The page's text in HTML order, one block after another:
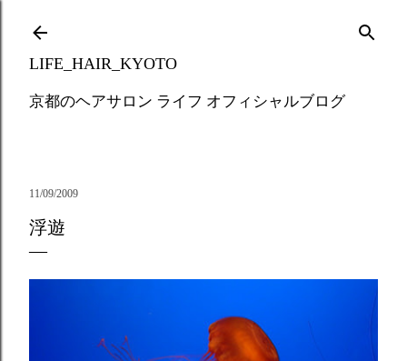
LIFE_HAIR_KYOTO
京都のヘアサロン ライフ オフィシャルブログ
11/09/2009
浮遊